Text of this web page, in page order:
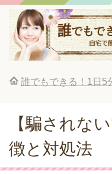
誰でもできる！1日5
【騙されな
徴と対処法